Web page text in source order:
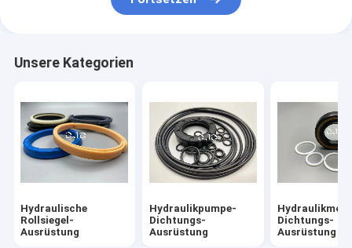
O Ring Seal Bausatz
Bagger Seal Bausatz
Bahn-Regler-Dichtungs-Ausrüstung
Skelett-Öldichtung
Sich hin- und herbewegende Öldichtung
Unsere Kategorien
Hydraulische
Rollsiegel-
Ausrüstung
Hydraulikpumpe-
Dichtungs-
Ausrüstung
Dichtungs-
Ausrüstung